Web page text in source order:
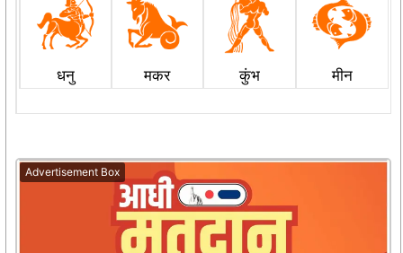
धनु मकर कुंभ मीन
Advertisement Box